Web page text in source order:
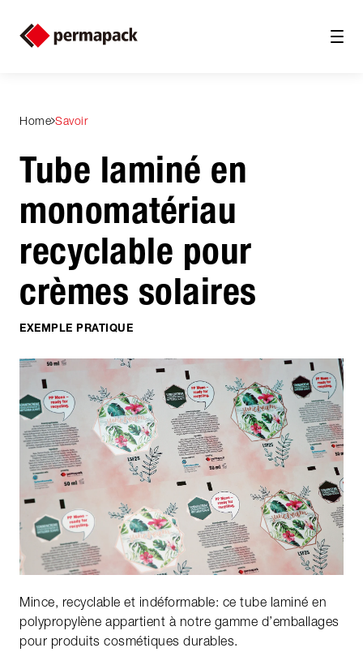
Home Savoir
Tube laminé en
monomatériau
recyclable pour
crèmes solaires
EXEMPLE PRATIQUE
Mince, recyclable et indéformable: ce tube laminé en
polypropylène appartient à notre gamme d’emballages
pour produits cosmétiques durables.